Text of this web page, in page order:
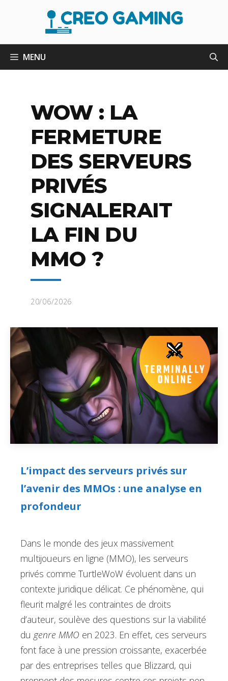
MENU
WOW : LA
FERMETURE
DES SERVEURS
PRIVÉS
SIGNALERAIT
LA FIN DU
MMO ?
20/06/2026
L’impact des serveurs privés sur
l’avenir des MMOs : une analyse en
profondeur
Dans le monde des jeux massivement
multijoueurs en ligne (MMO), les serveurs
privés comme TurtleWoW évoluent dans un
contexte juridique délicat. Ce phénomène, qui
fleurit malgré les contraintes de droits
d’auteur, soulève des questions sur la viabilité
du genre MMO en 2023. En effet, ces serveurs
font face à une pression croissante, exacerbée
par des entreprises telles que Blizzard, qui